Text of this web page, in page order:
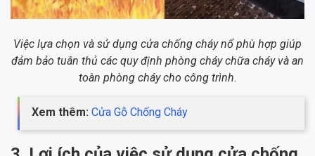
Việc lựa chọn và sử dụng cửa chống cháy nổ phù hợp giúp
đảm bảo tuân thủ các quy định phòng cháy chữa cháy và an
toàn phòng cháy cho công trình.
Xem thêm: Cửa Gỗ Chống Cháy